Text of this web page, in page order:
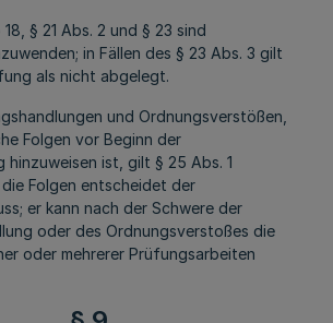
§ 21 Abs. 2 und § 23 sind
in Fällen des § 23 Abs. 3 gilt
als nicht abgelegt.
und Ordnungsverstößen,
Folgen vor Beginn der
hinzuweisen ist, gilt § 25 Abs. 1
die Folgen entscheidet der
er kann nach der Schwere der
oder des Ordnungsverstoßes die
oder mehrerer Prüfungsarbeiten